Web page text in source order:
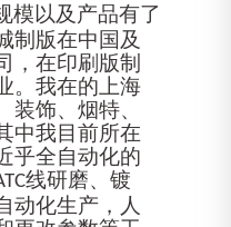
模以及产品有了
制版在中国及
，在印刷版制
。我在的上海
装饰、 烟特、
中我目前所在
乎全自动化的
线研磨、镀
动化生产，人